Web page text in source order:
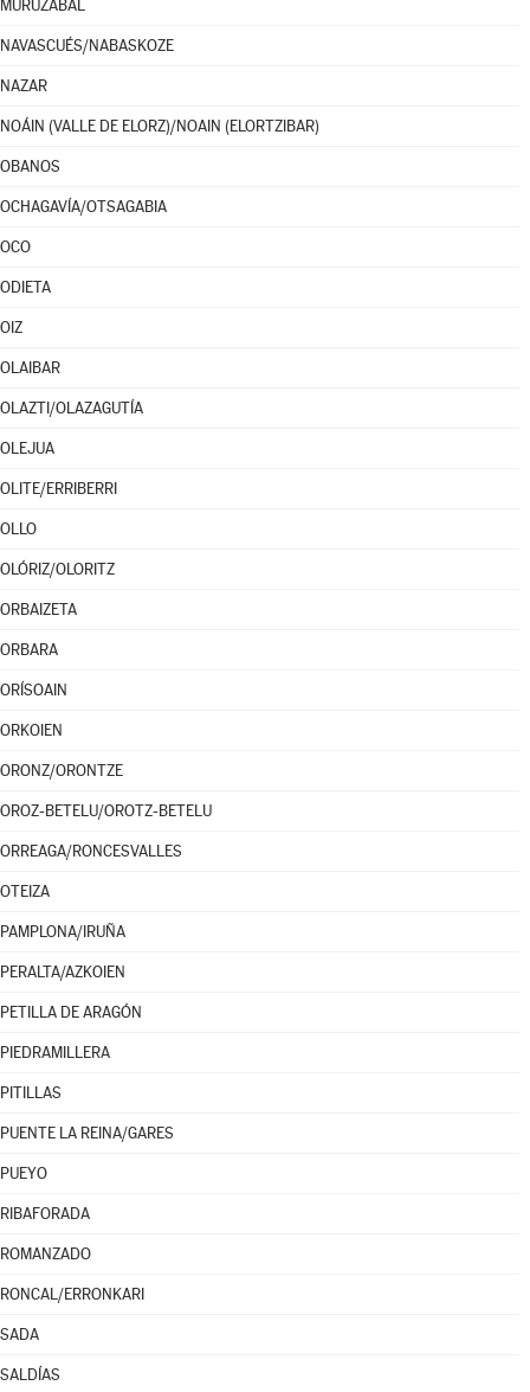
MURUZÁBAL
NAVASCUÉS/NABASKOZE
NAZAR
NOÁIN (VALLE DE ELORZ)/NOAIN (ELORTZIBAR)
OBANOS
OCHAGAVÍA/OTSAGABIA
OCO
ODIETA
OIZ
OLAIBAR
OLAZTI/OLAZAGUTÍA
OLEJUA
OLITE/ERRIBERRI
OLLO
OLÓRIZ/OLORITZ
ORBAIZETA
ORBARA
ORÍSOAIN
ORKOIEN
ORONZ/ORONTZE
OROZ-BETELU/OROTZ-BETELU
ORREAGA/RONCESVALLES
OTEIZA
PAMPLONA/IRUÑA
PERALTA/AZKOIEN
PETILLA DE ARAGÓN
PIEDRAMILLERA
PITILLAS
PUENTE LA REINA/GARES
PUEYO
RIBAFORADA
ROMANZADO
RONCAL/ERRONKARI
SADA
SALDÍAS